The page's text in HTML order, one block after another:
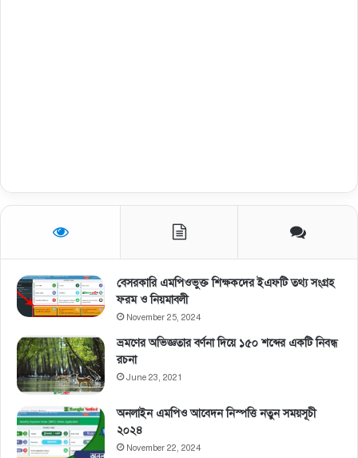
বেসরকারি এমপিওভুক্ত শিক্ষকদের ইএফটি তথ্য সংগ্রহ
ফরম ও নিয়মাবলী
November 25, 2024
ভ্রমণের অভিজ্ঞতার বর্ণনা দিয়ে ১৫০ শব্দের একটি নিবন্ধ
রচনা
June 23, 2021
অনলাইন এমপিও আবেদন নিস্পত্তি নতুন সময়সূচী
২০২৪
November 22, 2024